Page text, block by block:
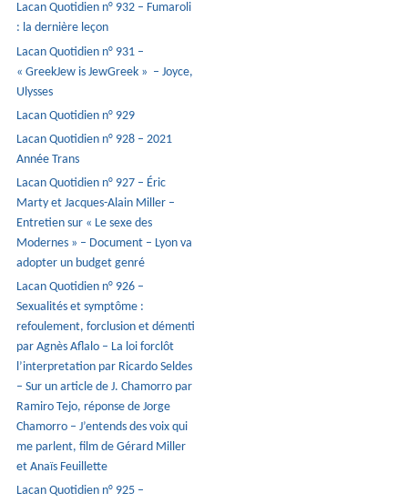
Lacan Quotidien n° 932 – Fumaroli
: la dernière leçon
Lacan Quotidien n° 931 –
« GreekJew is JewGreek » – Joyce,
Ulysses
Lacan Quotidien n° 929
Lacan Quotidien n° 928 – 2021
Année Trans
Lacan Quotidien n° 927 – Éric
Marty et Jacques-Alain Miller –
Entretien sur « Le sexe des
Modernes » – Document – Lyon va
adopter un budget genré
Lacan Quotidien n° 926 –
Sexualités et symptôme :
refoulement, forclusion et démenti
par Agnès Aflalo – La loi forclôt
l’interpretation par Ricardo Seldes
– Sur un article de J. Chamorro par
Ramiro Tejo, réponse de Jorge
Chamorro – J’entends des voix qui
me parlent, film de Gérard Miller
et Anaïs Feuillette
Lacan Quotidien n° 925 –